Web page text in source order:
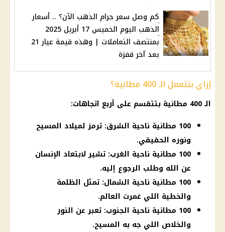
كم وصل سعر جرام الذهب الآن؟ .. أسعار
الذهب اليوم الخميس 17 أبريل 2025
بمنتصف التعاملات | وهذه قيمة عيار 21
بعد آخر قفزة
إزاي بتتعمل الـ 400 مطانية؟
الـ 400 مطانية بتتقسم على أربع اتجاهات:
100 مطانية ناحية الشرق: ترمز لميلاد المسيح
ونوره الحقيقي.
100 مطانية ناحية الغرب: تشير لابتعاد الإنسان
عن الله وطلب الرجوع إليه.
100 مطانية ناحية الشمال: تمثل الظلمة
والخطية اللي غمرت العالم.
100 مطانية ناحية الجنوب: تعبر عن النور
والخلاص اللي جه به المسيح.